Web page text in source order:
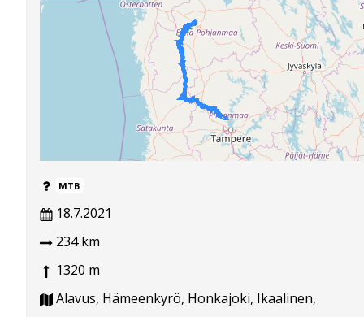
MTB
18.7.2021
234 km
1320 m
Alavus, Hämeenkyrö, Honkajoki, Ikaalinen,